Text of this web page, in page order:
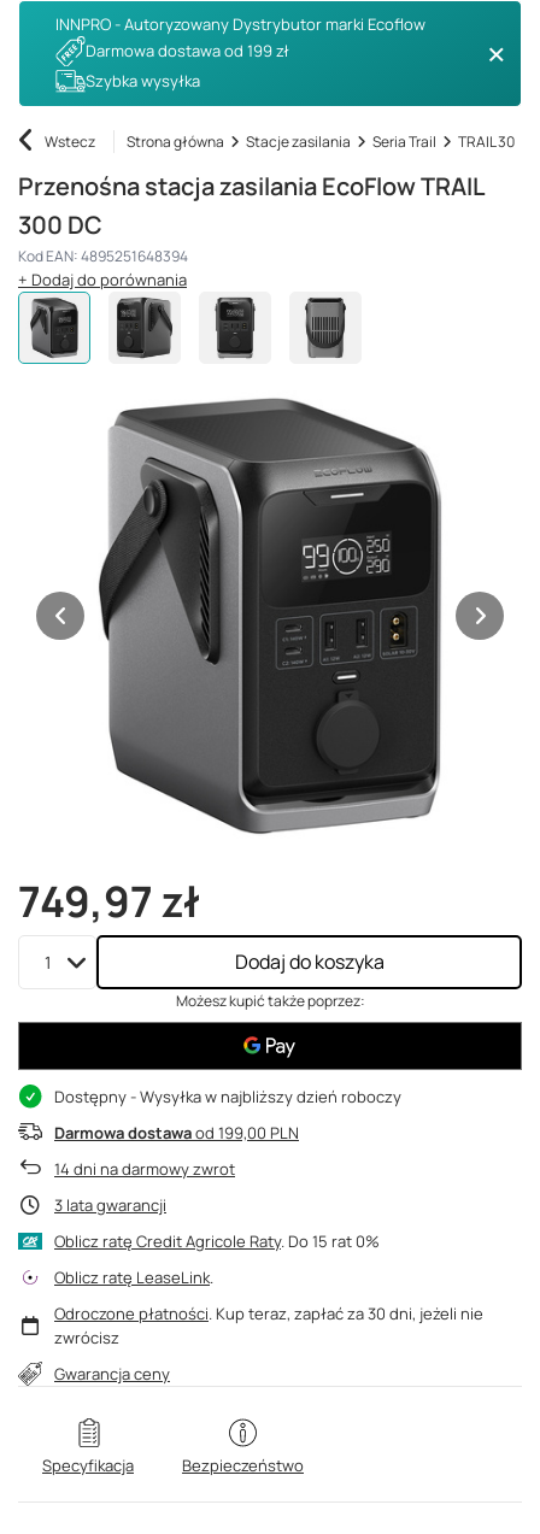
INNPRO - Autoryzowany Dystrybutor marki Ecoflow
Darmowa dostawa od 199 zł
Szybka wysyłka
Wstecz Strona główna Stacje zasilania Seria Trail TRAIL 300
Przenośna stacja zasilania EcoFlow TRAIL
300 DC
Kod EAN: 4895251648394
+ Dodaj do porównania
749,97 zł
Dodaj do koszyka
Możesz kupić także poprzez:
Dostępny - Wysyłka w najbliższy dzień roboczy
Darmowa dostawaod 199,00 PLN
14 dni na darmowy zwrot
3 lata gwarancji
Oblicz ratę Credit Agricole Raty.
Oblicz ratę LeaseLink.
Odroczone płatności. Kup teraz, zapłać za 30 dni, jeżeli nie
zwrócisz
Gwarancja ceny
Specyfikacja Bezpieczeństwo